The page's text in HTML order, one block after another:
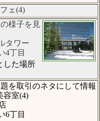
ェ(4)
様子を見
タワー
4丁目
した場所
を取引のネタにして情報
容室(4)
6丁目